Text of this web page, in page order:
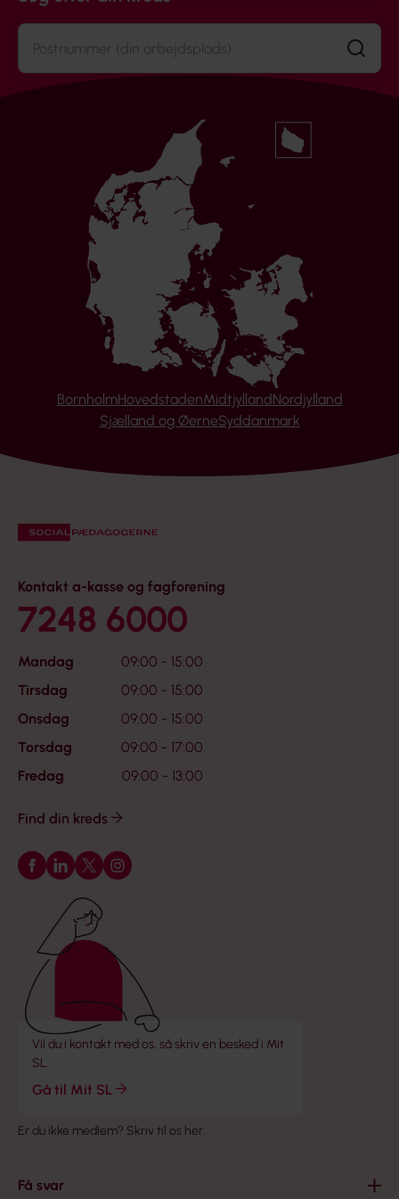
Søg
BornholmHovedstadenMidtjyllandNordjylland
Sjælland og ØerneSyddanmark
Kontakt a-kasse og fagforening
7248 6000
Mandag
09:00 - 15:00
Tirsdag
09:00 - 15:00
Onsdag
09:00 - 15:00
Torsdag
09:00 - 17:00
Fredag
09:00 - 13:00
Find din kreds
Følg os på Facebook
Følg os på LinkedIn
Følg os på X
Følg os på Instagram
Vil du i kontakt med os, så skriv en besked i Mit
SL.
Gå til Mit SL
Er du ikke medlem? Skriv til os her.
Få svar